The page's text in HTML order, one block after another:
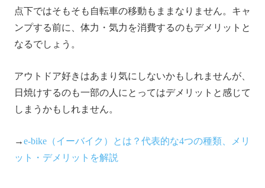
点下ではそもそも自転車の移動もままなりません。キャ
ンプする前に、体力・気力を消費するのもデメリットと
なるでしょう。
アウトドア好きはあまり気にしないかもしれませんが、
日焼けするのも一部の人にとってはデメリットと感じて
しまうかもしれません。
→e-bike（イーバイク）とは？代表的な4つの種類、メリ
ット・デメリットを解説